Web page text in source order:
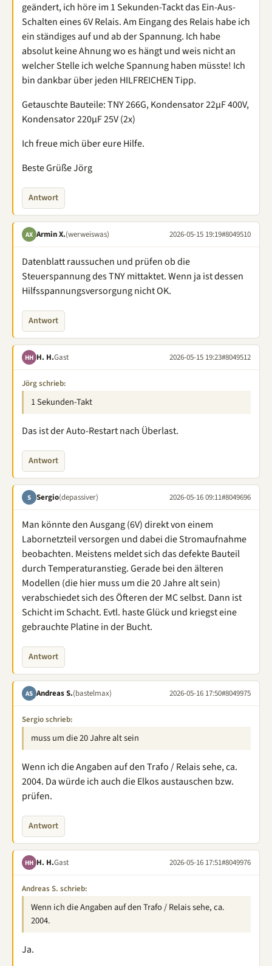
geändert, ich höre im 1 Sekunden-Tackt das Ein-Aus-
Schalten eines 6V Relais. Am Eingang des Relais habe ich
ein ständiges auf und ab der Spannung. Ich habe
absolut keine Ahnung wo es hängt und weis nicht an
welcher Stelle ich welche Spannung haben müsste! Ich
bin dankbar über jeden HILFREICHEN Tipp.
Getauschte Bauteile: TNY 266G, Kondensator 22µF 400V,
Kondensator 220µF 25V (2x)
Ich freue mich über eure Hilfe.
Beste Grüße Jörg
Antwort
AX Armin X.(werweiswas) 2026-05-15 19:19#8049510
Datenblatt raussuchen und prüfen ob die
Steuerspannung des TNY mittaktet. Wenn ja ist dessen
Hilfsspannungsversorgung nicht OK.
Antwort
HH H. H.Gast 2026-05-15 19:23#8049512
Jörg schrieb:
1 Sekunden-Takt
Das ist der Auto-Restart nach Überlast.
Antwort
S Sergio(depassiver) 2026-05-16 09:11#8049696
Man könnte den Ausgang (6V) direkt von einem
Labornetzteil versorgen und dabei die Stromaufnahme
beobachten. Meistens meldet sich das defekte Bauteil
durch Temperaturanstieg. Gerade bei den älteren
Modellen (die hier muss um die 20 Jahre alt sein)
verabschiedet sich des Öfteren der MC selbst. Dann ist
Schicht im Schacht. Evtl. haste Glück und kriegst eine
gebrauchte Platine in der Bucht.
Antwort
AS Andreas S.(bastelmax) 2026-05-16 17:50#8049975
Sergio schrieb:
muss um die 20 Jahre alt sein
Wenn ich die Angaben auf den Trafo / Relais sehe, ca.
2004. Da würde ich auch die Elkos austauschen bzw.
prüfen.
Antwort
HH H. H.Gast 2026-05-16 17:51#8049976
Andreas S. schrieb:
Wenn ich die Angaben auf den Trafo / Relais sehe, ca.
2004.
Ja.